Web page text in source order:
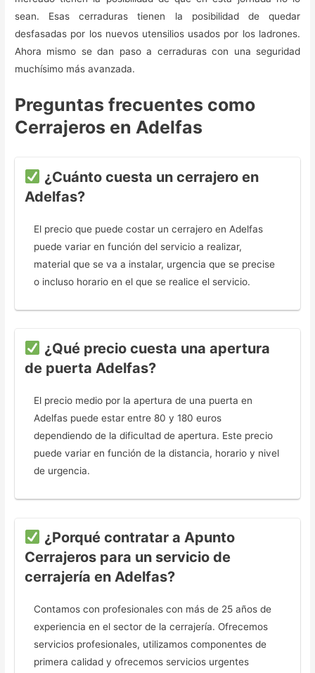
sean. Esas cerraduras tienen la posibilidad de quedar
desfasadas por los nuevos utensilios usados por los ladrones.
Ahora mismo se dan paso a cerraduras con una seguridad
muchísimo más avanzada.
Preguntas frecuentes como
Cerrajeros en Adelfas
¿Cuánto cuesta un cerrajero en
Adelfas?
El precio que puede costar un cerrajero en Adelfas
puede variar en función del servicio a realizar,
material que se va a instalar, urgencia que se precise
o incluso horario en el que se realice el servicio.
¿Qué precio cuesta una apertura
de puerta Adelfas?
El precio medio por la apertura de una puerta en
Adelfas puede estar entre 80 y 180 euros
dependiendo de la dificultad de apertura. Este precio
puede variar en función de la distancia, horario y nivel
de urgencia.
¿Porqué contratar a Apunto
Cerrajeros para un servicio de
cerrajería en Adelfas?
Contamos con profesionales con más de 25 años de
experiencia en el sector de la cerrajería. Ofrecemos
servicios profesionales, utilizamos componentes de
primera calidad y ofrecemos servicios urgentes